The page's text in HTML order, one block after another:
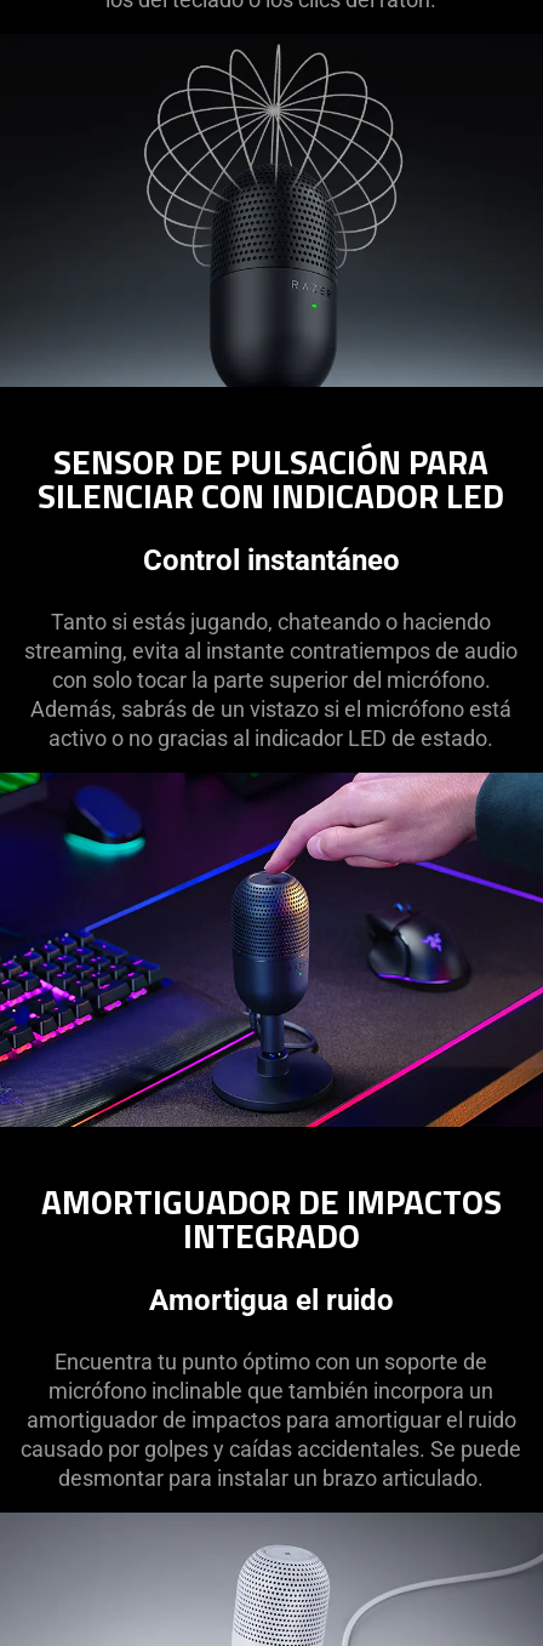
SENSOR DE PULSACIÓN PARA
SILENCIAR CON INDICADOR LED
Control instantáneo
Tanto si estás jugando, chateando o haciendo
streaming, evita al instante contratiempos de audio
con solo tocar la parte superior del micrófono.
Además, sabrás de un vistazo si el micrófono está
activo o no gracias al indicador LED de estado.
AMORTIGUADOR DE IMPACTOS
INTEGRADO
Amortigua el ruido
Encuentra tu punto óptimo con un soporte de
micrófono inclinable que también incorpora un
amortiguador de impactos para amortiguar el ruido
causado por golpes y caídas accidentales. Se puede
desmontar para instalar un brazo articulado.